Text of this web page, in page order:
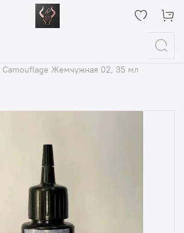
Camouflage Жемчужная 02, 35 мл